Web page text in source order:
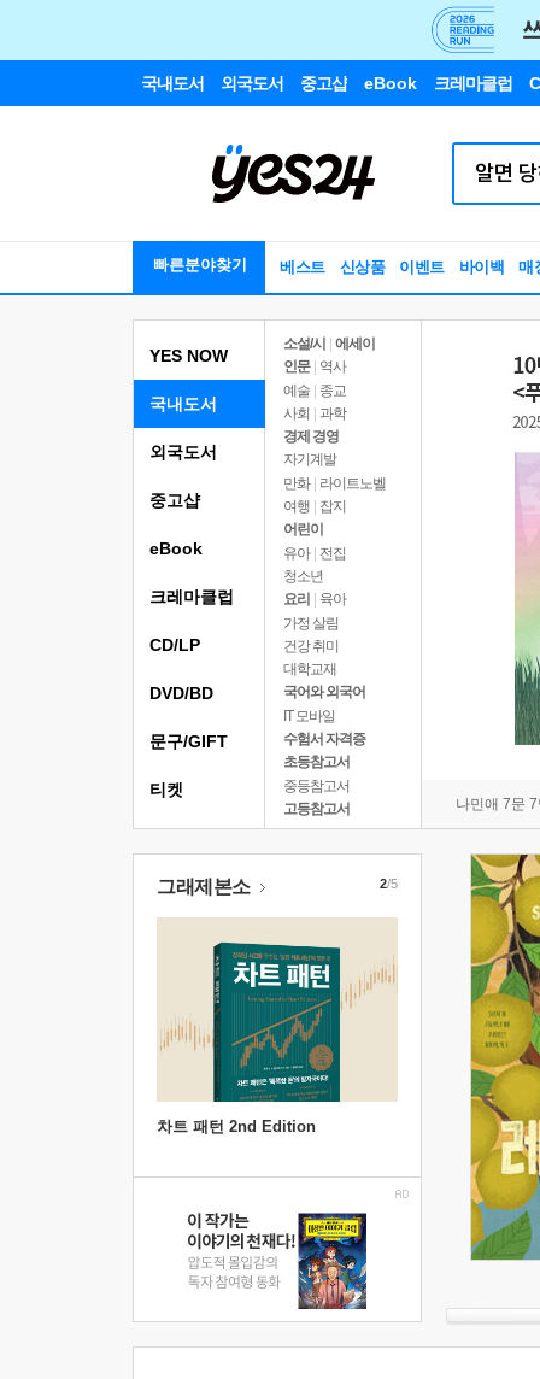
국내도서 외국도서 중고샵 eBook 크레마클럽
빠른분야찾기 베스트 신상품 이벤트 바이백 매
YES NOW
국내도서
소설/시
에세이
인문
역사
예술 | 종교
사회 | 과학
경제 경영
자기계발
만화 | 라이트노벨
여행
잡지
어린이
유아 | 전집
청소년
요리
육아
가정 살림
건강 취미
대학교재
국어와 외국어
IT 모바일
수험서 자격증
초등참고서
중등참고서
고등참고서
나민애 7문
외국도서
중고샵
eBook
크레마클럽
CD/LP
DVD/BD
문구/GIFT
티켓
그래제본소
차트 패턴 2nd Edition
2/5